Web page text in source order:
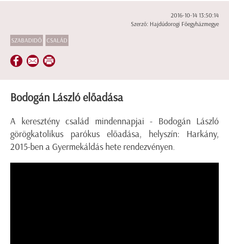
2016-10-14 13:50:14
Szerző: Hajdúdorogi Főegyházmegye
SZABADIDŐ CSALÁD
Bodogán László előadása
A keresztény család mindennapjai - Bodogán László
görögkatolikus parókus előadása, helyszín: Harkány,
2015-ben a Gyermekáldás hete rendezvényen.